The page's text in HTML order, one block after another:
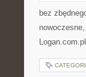
bez